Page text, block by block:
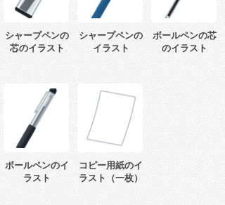
シャープペンの
芯のイラスト
シャープペンの
イラスト
ボールペンの芯
のイラスト
ボールペンのイ
ラスト
コピー用紙のイ
ラスト（一枚）